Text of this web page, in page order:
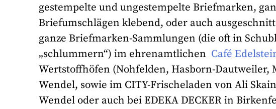
gestempelte und ungestempelte Briefmarken,
Briefumschlägen klebend, oder auch
ganze Briefmarken-Sammlungen (die oft in
„schlummern“) im ehrenamtlichen Café
Wertstoffhöfen (Nohfelden, Hasborn-Dautweiler,
Wendel, sowie im CITY-Frischeladen von Ali
Wendel oder auch bei EDEKA DECKER in